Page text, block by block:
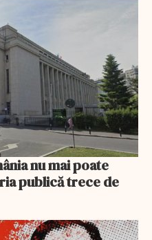
nu mai poate
publică trece de